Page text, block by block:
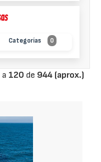
Categorías 0
a 120 de 944 (aprox.)